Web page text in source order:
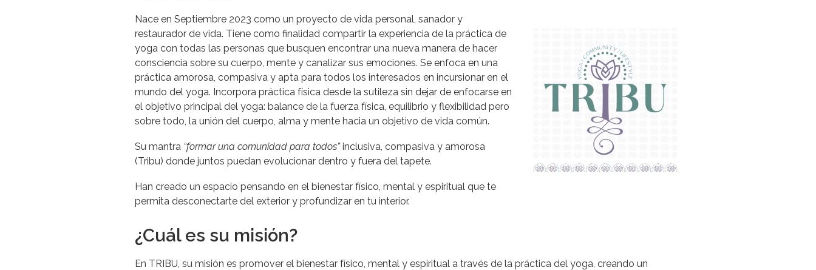
Nace en Septiembre 2023 como un proyecto de vida personal, sanador y
restaurador de vida. Tiene como finalidad compartir la experiencia de la práctica de
yoga con todas las personas que busquen encontrar una nueva manera de hacer
consciencia sobre su cuerpo, mente y canalizar sus emociones. Se enfoca en una
práctica amorosa, compasiva y apta para todos los interesados en incursionar en el
mundo del yoga. Incorpora práctica física desde la sutileza sin dejar de enfocarse en
el objetivo principal del yoga: balance de la fuerza física, equilibrio y flexibilidad pero
sobre todo, la unión del cuerpo, alma y mente hacia un objetivo de vida común.
Su mantra “formar una comunidad para todos”inclusiva, compasiva y amorosa
(Tribu) donde juntos puedan evolucionar dentro y fuera del tapete.
Han creado un espacio pensando en el bienestar físico, mental y espiritual que te
permita desconectarte del exterior y profundizar en tu interior.
¿Cuál es su misión?
En TRIBU, su misión es promover el bienestar físico, mental y espiritual a través de la práctica del yoga, creando un